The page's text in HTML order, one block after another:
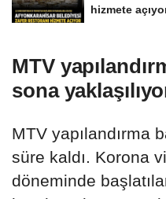
hizmete
MTV
sona
MTV yapılandırma
süre kaldı. Korona
döneminde